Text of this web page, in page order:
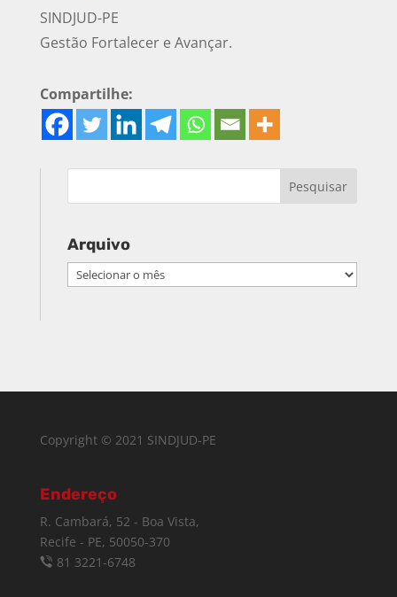
SINDJUD-PE
Gestão Fortalecer e Avançar.
Compartilhe:
Arquivo
Arquivo
Copyright © 2021 SINDJUD-PE
Endereço
R. Cambará, 52 - Boa Vista,
Recife - PE, 50050-370
81 3221-6748